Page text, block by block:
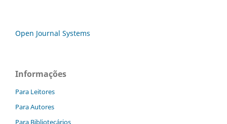
Open Journal Systems
Informações
Para Leitores
Para Autores
Para Bibliotecários